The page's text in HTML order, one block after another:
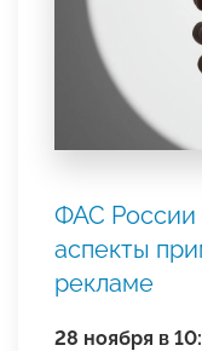
ФАС России
аспекты
рекламе
28 ноября в